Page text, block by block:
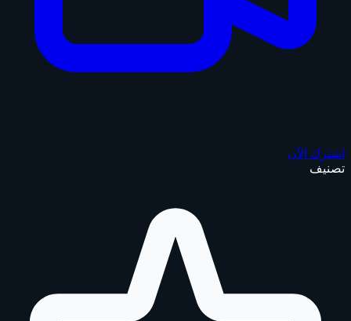
اشترك الآن
تصنيف